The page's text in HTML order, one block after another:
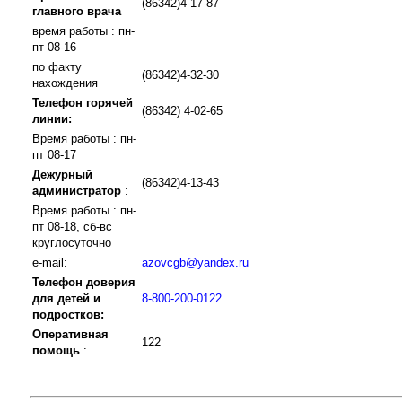
главного врача
(86342)4-17-87
время работы : пн-
пт 08-16
по факту
нахождения
(86342)4-32-30
Телефон горячей
линии:
(86342) 4-02-65
Время работы : пн-
пт 08-17
Дежурный
администратор :
(86342)4-13-43
Время работы : пн-
пт 08-18, сб-вс
круглосуточно
e-mail:
azovcgb@yandex.ru
Телефон доверия
для детей и
подростков:
8-800-200-0122
Оперативная
помощь :
122